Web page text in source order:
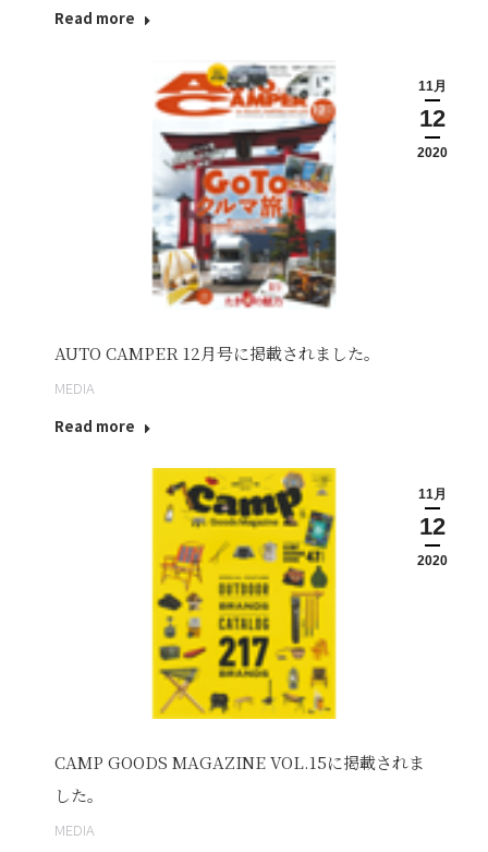
Read more
11月
12
2020
AUTO CAMPER 12月号に掲載されました。
MEDIA
Read more
11月
12
2020
CAMP GOODS MAGAZINE VOL.15に掲載されま
した。
MEDIA